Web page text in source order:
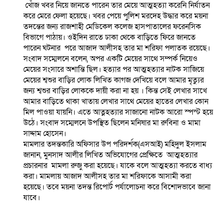
খোঁজ খবর নিয়ে জানতে পারেন তার মেয়ে আত্মহত্যা করেনি নির্যাতন
করে মেরে ফেলা হয়েছে। খবর পেয়ে পুলিশ মরদেহ উদ্ধার করে ময়না
তদন্তের জন্য রাজশাহী মেডিকেল কলেজ হাসপাতালের ফরেনসিক
বিভাগে পাঠায়। ওইদিন রাতে ঢাকা থেকে বাড়িতে ফিরে জানতে
পারেন ঘটনার পরে আজাদ আলীসহ তার মা শরিফা পলাতক রয়েছে।
সংবাদ সম্মেলনে বলেন, অপর একটি মেয়ের সাথে সম্পর্ক নিয়েও
মেয়ের সংসারে অশান্তি ছিল। হত্যার পর আত্মহত্যার নাটক সাজিয়ে
মেয়ের শ্বশুর বাড়ির লোক লিখিত কাগজ দেখিয়ে বলে আমার মৃত্যুর
জন্য শ্বশুর বাড়ির লোককে দায়ী করা না হয় । কিন্ত সেই লেখার সাখে
আমার বাড়িতে থাকা খাতায় লেখার সাথে মেয়ের হাতের লেখার কোন
মিল পাওয়া যায়নি। এতে আত্নহত্যার সাজানো নাটক আরো স্পস্ট হয়ে
উঠে। সংবাদ সম্মেলনে উপস্থিত ছিলেন মনিষার মা রুবিনা ও মামা
সাদ্দাম হোসেন।
মামলার তদন্তকারি অফিসার উপ পরিদর্শক(এসআই) মহিদুল ইসলাম
জানান, মুনসাদ আলীর লিখিত অভিযোগের প্রেক্ষিতে আত্মহত্যার
প্রচারনার মামলা রুজু করা হয়েছে। যাকে বলে আত্মহত্যা করতে বাধ্য
করা। মামলায় আজাদ আলীসহ তার মা শরিফাকে আসামী করা
হয়েছে। তবে ময়না তদন্ত রিপোর্ট পর্যালোচনা করে বিশোদভাবে জানা
যাবে।